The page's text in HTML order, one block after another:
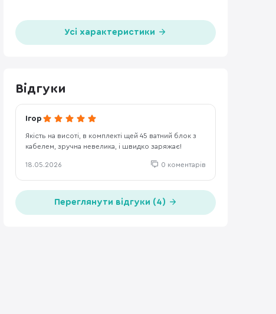
Усі характеристики
Відгуки
Ігор
Якість на висоті, в комплекті щей 45 ватний блок з
кабелем, зручна невелика, і швидко заряжає!
18.05.2026 0 коментарів
Переглянути відгуки (4)